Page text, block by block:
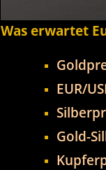
Was erwartet
EUR/
Gold-